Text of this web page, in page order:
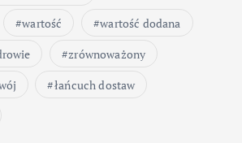
wartość
wartość dodana
zrównoważony
łańcuch dostaw